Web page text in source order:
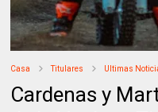
Casa Titulares Ultimas
Cardenas y